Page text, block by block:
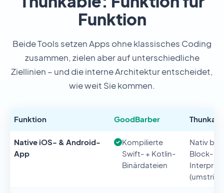
Funktion
Beide Tools setzen Apps ohne klassisches Coding
zusammen, zielen aber auf unterschiedliche
Ziellinien – und die interne Architektur entscheidet,
wie weit Sie kommen.
Funktion GoodBarber
Native iOS- & Android-
App
Kompilierte
Swift- + Kotlin-
Binärdateien
Nativ
Block-